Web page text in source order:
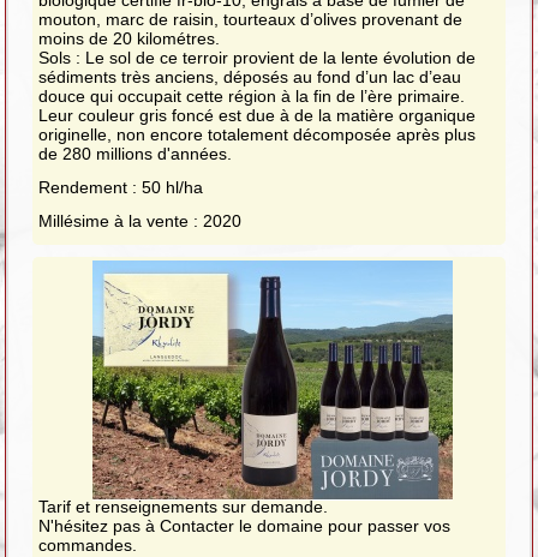
mouton, marc de raisin, tourteaux d’olives provenant de
moins de 20 kilométres.
Sols : Le sol de ce terroir provient de la lente évolution de
sédiments très anciens, déposés au fond d’un lac d’eau
douce qui occupait cette région à la fin de l’ère primaire.
Leur couleur gris foncé est due à de la matière organique
originelle, non encore totalement décomposée après plus
de 280 millions d'années.
Rendement : 50 hl/ha
Millésime à la vente : 2020
Tarif et renseignements sur demande.
N'hésitez pas à Contacter le domaine pour passer vos
commandes.